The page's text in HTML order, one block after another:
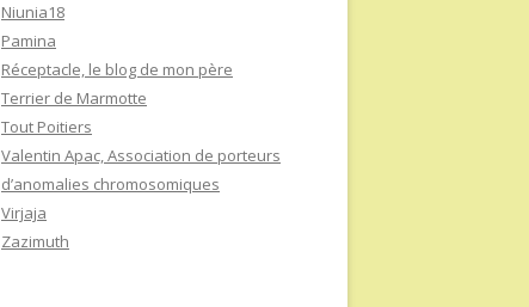
Niunia18
Pamina
Réceptacle, le blog de mon père
Terrier de Marmotte
Tout Poitiers
Valentin Apac, Association de porteurs
d’anomalies chromosomiques
Virjaja
Zazimuth